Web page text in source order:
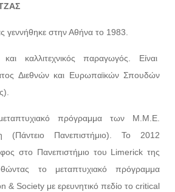
γεννήθηκε στην Αθήνα το 1983.
καλλιτεχνικός παραγωγός. Είναι
Διεθνών και Ευρωπαϊκών Σπουδών
πρόγραμμα των Μ.Μ.Ε.
(Πάντειο Πανεπιστήμιο). Το 2012
στο Πανεπιστήμιο του Limerick της
το μεταπτυχιακό πρόγραμμα
& Society με ερευνητικό πεδίο το critical